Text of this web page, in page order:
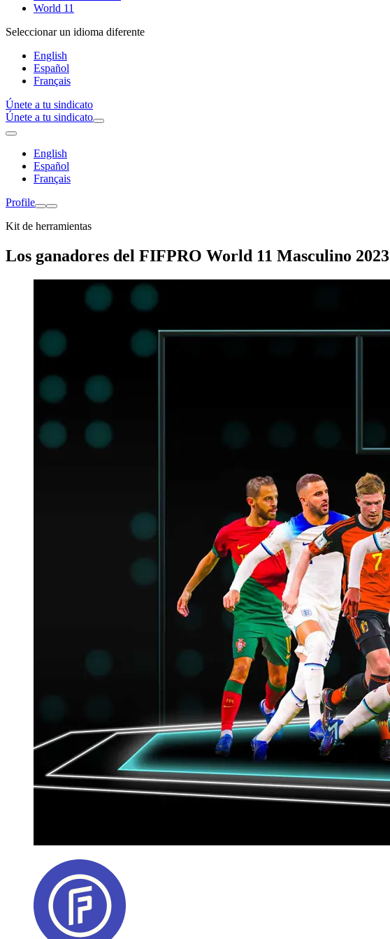
World 11
Seleccionar un idioma diferente
English
Español
Français
Únete a tu sindicato
Únete a tu sindicato
English
Español
Français
Profile
Kit de herramientas
Los ganadores del FIFPRO World 11 Masculino 2023